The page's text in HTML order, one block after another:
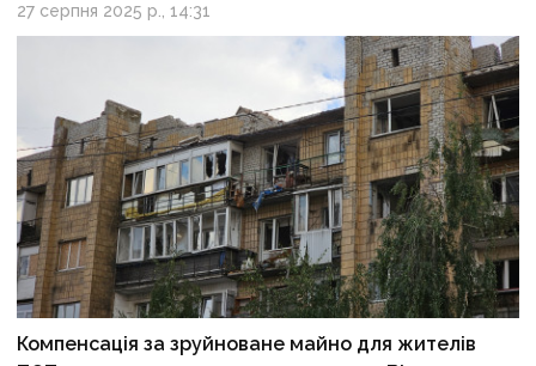
27 серпня 2025 р., 14:31
Компенсація за зруйноване майно для жителів